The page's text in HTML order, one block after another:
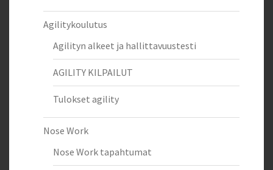
Agilitykoulutus
Agilityn alkeet ja hallittavuustesti
AGILITY KILPAILUT
Tulokset agility
Nose Work
Nose Work tapahtumat